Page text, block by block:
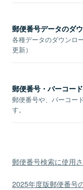
郵便番号データのダ
各種データのダウンロ
更新）
郵便番号・バーコー
郵便番号や、バーコー
す。
郵便番号検索に使用
2025年度版郵便番号